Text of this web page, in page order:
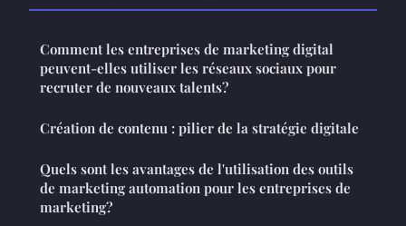
Comment les entreprises de marketing digital
peuvent-elles utiliser les réseaux sociaux pour
recruter de nouveaux talents?
Création de contenu : pilier de la stratégie digitale
Quels sont les avantages de l'utilisation des outils
de marketing automation pour les entreprises de
marketing?